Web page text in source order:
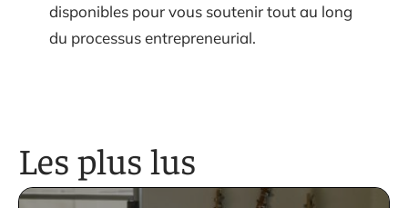
disponibles pour vous soutenir tout au long
du processus entrepreneurial.
Les plus lus